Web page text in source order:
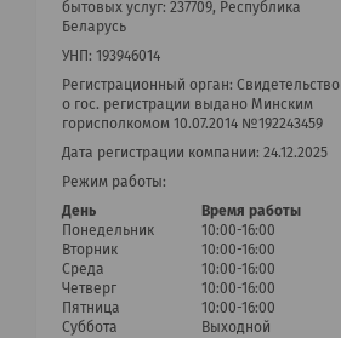
бытовых услуг: 237709, Республика
Беларусь
УНП: 193946014
Регистрационный орган: Cвидетельство
о гос. регистрации выдано Минским
горисполкомом 10.07.2014 №192243459
Дата регистрации компании: 24.12.2025
Режим работы:
День
Время работы
Понедельник
10:00-16:00
Вторник
10:00-16:00
Среда
10:00-16:00
Четверг
10:00-16:00
Пятница
10:00-16:00
Суббота
Выходной